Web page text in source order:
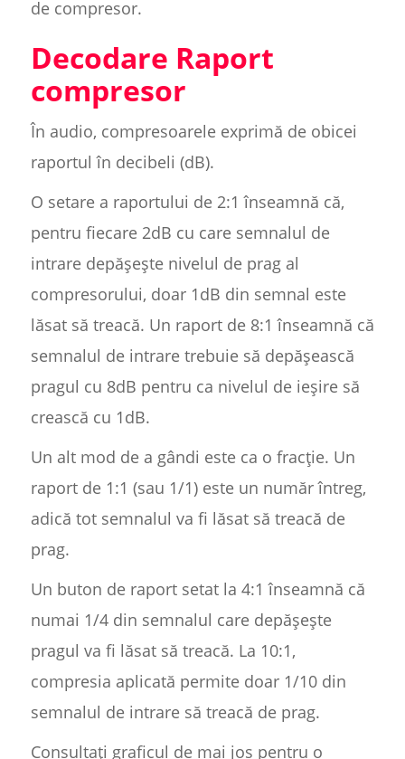
de compresor.
Decodare Raport
compresor
În audio, compresoarele exprimă de obicei
raportul în decibeli (dB).
O setare a raportului de 2:1 înseamnă că,
pentru fiecare 2dB cu care semnalul de
intrare depășește nivelul de prag al
compresorului, doar 1dB din semnal este
lăsat să treacă. Un raport de 8:1 înseamnă că
semnalul de intrare trebuie să depășească
pragul cu 8dB pentru ca nivelul de ieșire să
crească cu 1dB.
Un alt mod de a gândi este ca o fracție. Un
raport de 1:1 (sau 1/1) este un număr întreg,
adică tot semnalul va fi lăsat să treacă de
prag.
Un buton de raport setat la 4:1 înseamnă că
numai 1/4 din semnalul care depășește
pragul va fi lăsat să treacă. La 10:1,
compresia aplicată permite doar 1/10 din
semnalul de intrare să treacă de prag.
Consultați graficul de mai jos pentru o